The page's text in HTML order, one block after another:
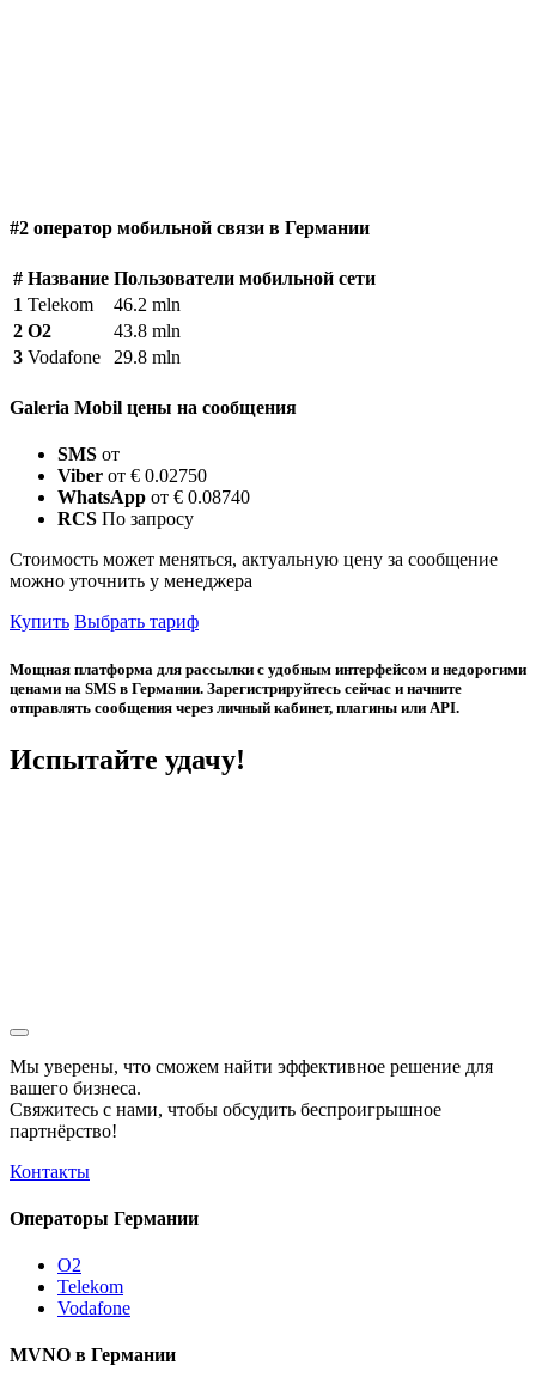
#2 оператор мобильной связи в Германии
# Название Пользователи мобильной сети
1 Telekom
46.2 mln
2 O2
43.8 mln
3 Vodafone 29.8 mln
Galeria Mobil цены на сообщения
SMS от
Viber от € 0.02750
WhatsApp от € 0.08740
RCS По запросу
Стоимость может меняться, актуальную цену за сообщение
можно уточнить у менеджера
Купить Выбрать тариф
Мощная платформа для рассылки с удобным интерфейсом и недорогими
ценами на SMS в Германии. Зарегистрируйтесь сейчас и начните
отправлять сообщения через личный кабинет, плагины или API.
Испытайте удачу!
Мы уверены, что сможем найти эффективное решение для
вашего бизнеса.
Свяжитесь с нами, чтобы обсудить беспроигрышное
партнёрство!
Контакты
Операторы Германии
O2
Telekom
Vodafone
MVNO в Германии